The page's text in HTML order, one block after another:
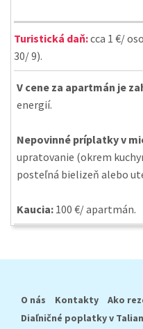
Turistická daň:cca 1 €/
30/ 9).
V cene za apartmán je
energií.
Nepovinné príplatky v
upratovanie (okrem
posteľná bielizeň alebo
Kaucia: 100 €/ apartmán.
O nás Kontakty
Ako
Diaľničné poplatky v